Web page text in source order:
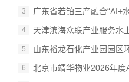
3 广东省若铂三产融合“AI+
4 天津滨海众联产业服务水
5 山东裕龙石化产业园园区
6 北京市靖华物业2026年度